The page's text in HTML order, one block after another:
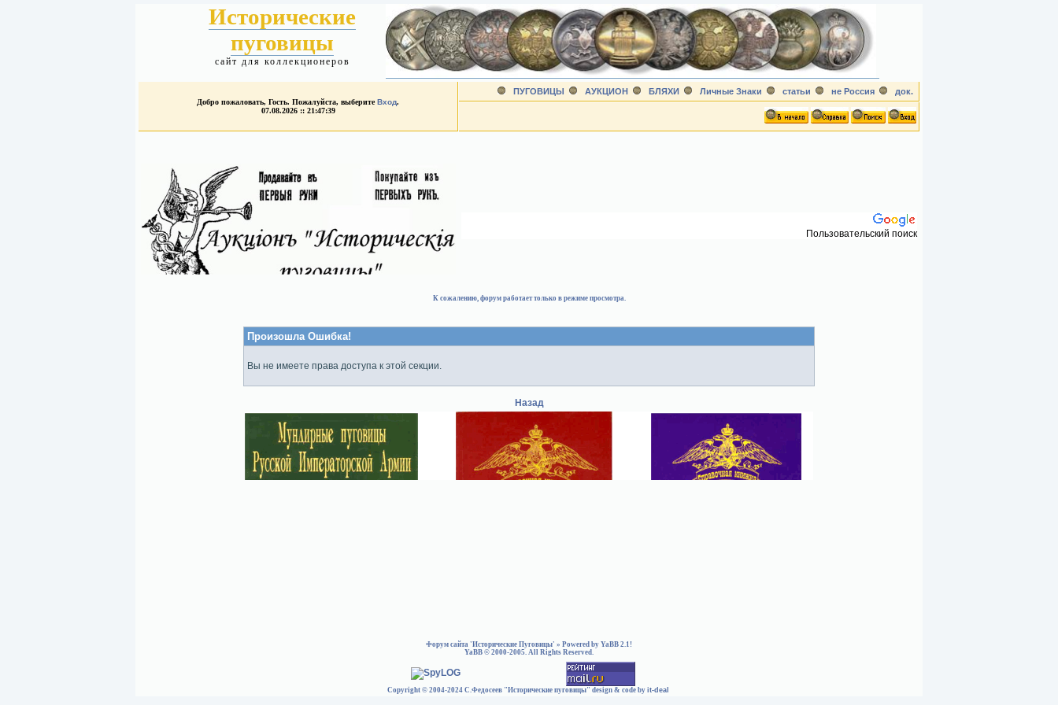
Исторические
пуговицы
сайт для коллекционеров
Добро пожаловать, Гость. Пожалуйста, выберитеВход.
07.08.2026 :: 21:47:39
ПУГОВИЦЫ АУКЦИОН БЛЯХИ Личные Знаки статьи не Россия док.
Пользовательский поиск
К сожалению, форум работает только в режиме просмотра.
Произошла Ошибка!
Вы не имеете права доступа к этой секции.
Назад
Форум сайта 'Исторические Пуговицы' » Powered by YaBB 2.1!
YaBB © 2000-2005. All Rights Reserved.
Copyright © 2004-2024 С.Федосеев "Исторические пуговицы" design & code by it-deal